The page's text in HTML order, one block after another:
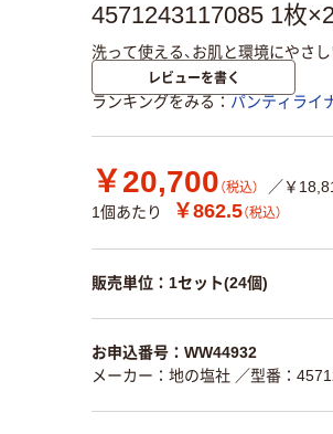
4571243117085 1枚
洗って使える、お肌と環境にやさ
レビューを書く
ランキングをみる パンティライ
￥20,700 （税込）
／￥
1個あたり
￥862.5（税込）
販売単位：1セット(24個)
お申込番号：WW44932
メーカー：地の塩社 ／型番：